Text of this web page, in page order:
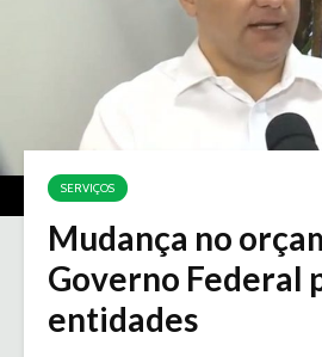
SERVIÇOS
Mudança no
Governo Federal
entidades